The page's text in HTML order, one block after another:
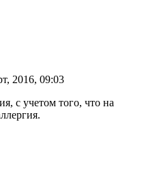
2016, 09:03
с учетом того, что на